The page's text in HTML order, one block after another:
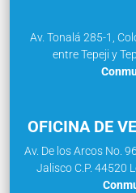
Av. Tonalá 285-1,
entre Tepeji y
OFICINA DE
Av. De los Arcos No.
Jalisco C.P. 44520